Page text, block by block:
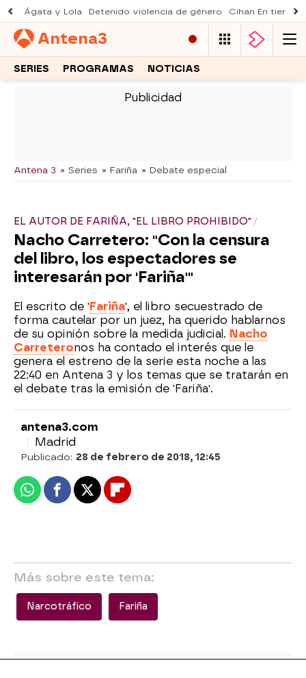
Ágata y Lola Detenido violencia de género Cihan En tierra
Antena3
SERIES PROGRAMAS NOTICIAS
Antena 3 » Series » Fariña » Debate especial
EL AUTOR DE FARIÑA, "EL LIBRO PROHIBIDO"
Nacho Carretero: "Con la censura
del libro, los espectadores se
interesarán por 'Fariña'"
El escrito de 'Fariña', el libro secuestrado de
forma cautelar por un juez, ha querido hablarnos
de su opinión sobre la medida judicial. Nacho
Carreteronos ha contado el interés que le
genera el estreno de la serie esta noche a las
22:40 en Antena 3 y los temas que se tratarán en
el debate tras la emisión de 'Fariña'.
antena3.com
Madrid
Publicado: 28 de febrero de 2018, 12:45
WhatsappFacebook
X Flipboard
Más sobre este tema:
Narcotráfico Fariña